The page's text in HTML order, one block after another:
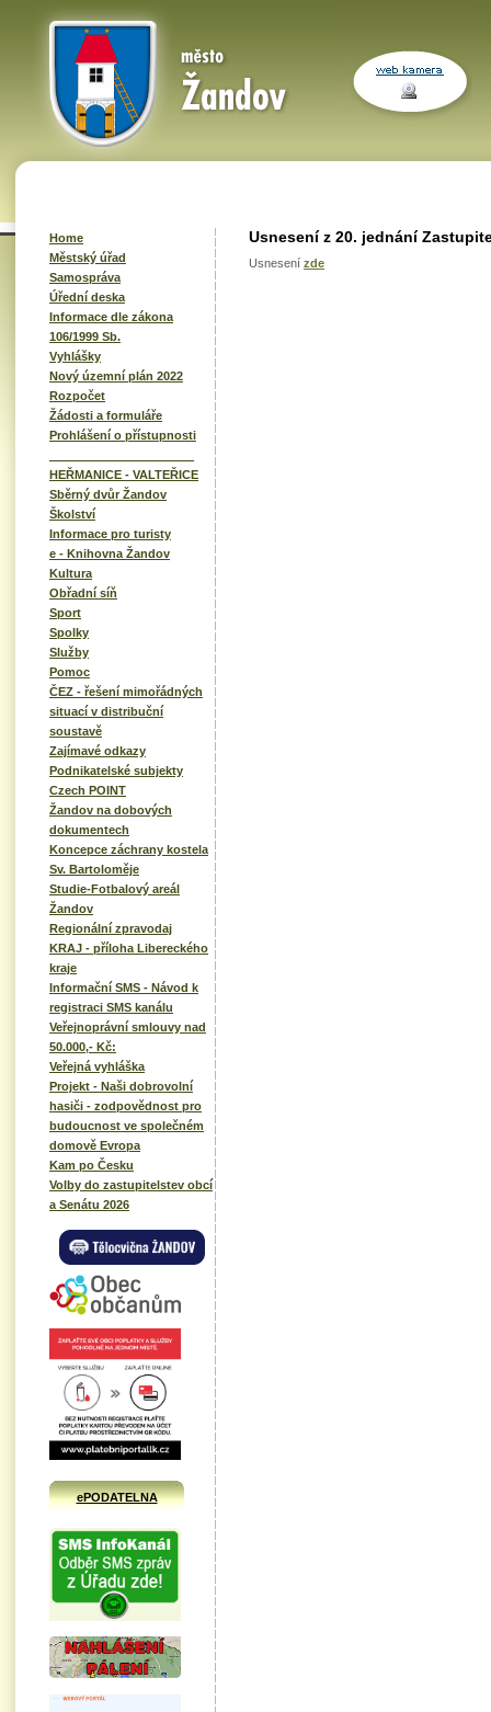
Home
Městský úřad
Samospráva
Úřední deska
Informace dle zákona
106/1999 Sb.
Vyhlášky
Nový územní plán 2022
Rozpočet
Žádosti a formuláře
Prohlášení o přístupnosti
HEŘMANICE - VALTEŘICE
Sběrný dvůr Žandov
Školství
Informace pro turisty
e - Knihovna Žandov
Kultura
Obřadní síň
Sport
Spolky
Služby
Pomoc
ČEZ - řešení mimořádných
situací v distribuční
soustavě
Zajímavé odkazy
Podnikatelské subjekty
Czech POINT
Žandov na dobových
dokumentech
Koncepce záchrany kostela
Sv. Bartoloměje
Studie-Fotbalový areál
Žandov
Regionální zpravodaj
KRAJ - příloha Libereckého
kraje
Informační SMS - Návod k
registraci SMS kanálu
Veřejnoprávní smlouvy nad
50.000,- Kč:
Veřejná vyhláška
Projekt - Naši dobrovolní
hasiči - zodpovědnost pro
budoucnost ve společném
domově Evropa
Kam po Česku
Volby do zastupitelstev obcí
a Senátu 2026
ePODATELNA
Usnesení z 20. jednání
Usnesení zde